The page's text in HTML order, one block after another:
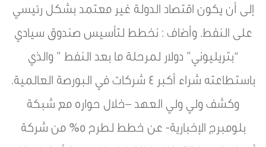
إلى أن يكون اقتصاد الدولة غير معتمد بشكل رئيسي
على النفط. وأضاف : نخطط لتأسيس صندوق سيادي
“بتريليوني” دولار لمرحلة ما بعد النفط ” والذي
باستطاعته شراء أكبر ٤ شركات في البورصة العالمية.
وكشف ولي ولي العهد –خلال حواره مع شبكة
بلومبرج الإخبارية- عن خطط لطرح 5% من شركة